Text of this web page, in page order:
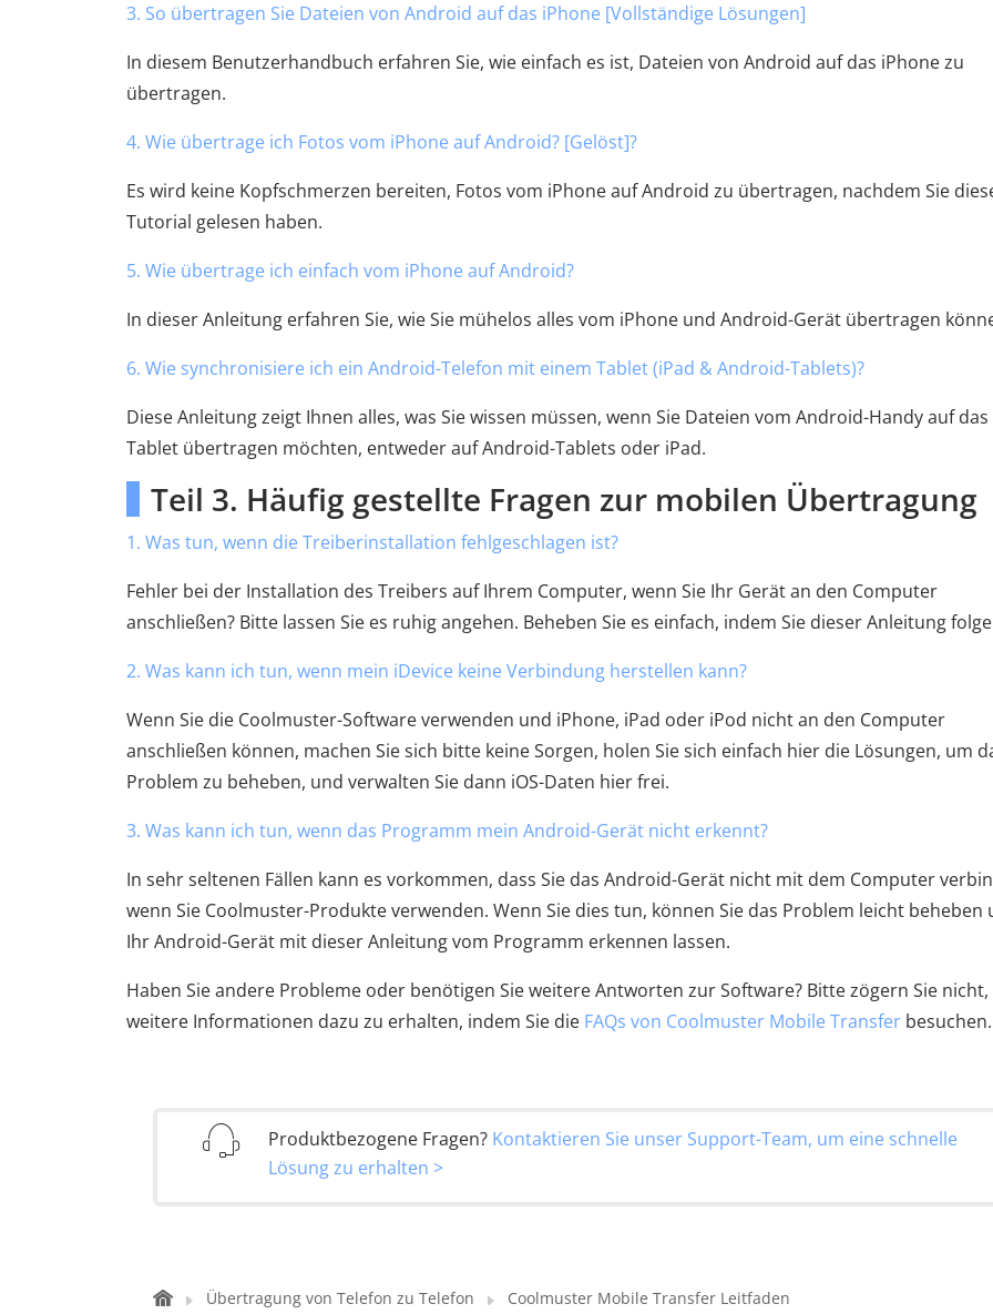
3. So übertragen Sie Dateien von Android auf das iPhone [Vollständige Lösungen]
In diesem Benutzerhandbuch erfahren Sie, wie einfach es ist, Dateien von Android auf das iPhone zu
übertragen.
4. Wie übertrage ich Fotos vom iPhone auf Android? [Gelöst]?
Es wird keine Kopfschmerzen bereiten, Fotos vom iPhone auf Android zu übertragen, nachdem Sie
Tutorial gelesen haben.
5. Wie übertrage ich einfach vom iPhone auf Android?
In dieser Anleitung erfahren Sie, wie Sie mühelos alles vom iPhone und Android-Gerät übertragen
6. Wie synchronisiere ich ein Android-Telefon mit einem Tablet (iPad & Android-Tablets)?
Diese Anleitung zeigt Ihnen alles, was Sie wissen müssen, wenn Sie Dateien vom Android-Handy auf das
Tablet übertragen möchten, entweder auf Android-Tablets oder iPad.
Teil 3. Häufig gestellte Fragen zur mobilen Übertragung
1. Was tun, wenn die Treiberinstallation fehlgeschlagen ist?
Fehler bei der Installation des Treibers auf Ihrem Computer, wenn Sie Ihr Gerät an den Computer
anschließen? Bitte lassen Sie es ruhig angehen. Beheben Sie es einfach, indem Sie dieser Anleitung
2. Was kann ich tun, wenn mein iDevice keine Verbindung herstellen kann?
Wenn Sie die Coolmuster-Software verwenden und iPhone, iPad oder iPod nicht an den Computer
anschließen können, machen Sie sich bitte keine Sorgen, holen Sie sich einfach hier die Lösungen, um
Problem zu beheben, und verwalten Sie dann iOS-Daten hier frei.
3. Was kann ich tun, wenn das Programm mein Android-Gerät nicht erkennt?
In sehr seltenen Fällen kann es vorkommen, dass Sie das Android-Gerät nicht mit dem Computer
wenn Sie Coolmuster-Produkte verwenden. Wenn Sie dies tun, können Sie das Problem leicht beheben
Ihr Android-Gerät mit dieser Anleitung vom Programm erkennen lassen.
Haben Sie andere Probleme oder benötigen Sie weitere Antworten zur Software? Bitte zögern Sie nicht,
weitere Informationen dazu zu erhalten, indem Sie die FAQs von Coolmuster Mobile Transfer besuchen.
Produktbezogene Fragen? Kontaktieren Sie unser Support-Team, um eine schnelle
Lösung zu erhalten >
Übertragung von Telefon zu Telefon Coolmuster Mobile Transfer Leitfaden